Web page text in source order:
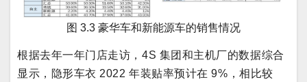
图 3.3 豪华车和新能源车的销售情况
根据去年一年门店走访，4S 集团和主机厂的数据综合
显示，隐形车衣 2022 年装贴率预计在 9%，相比较